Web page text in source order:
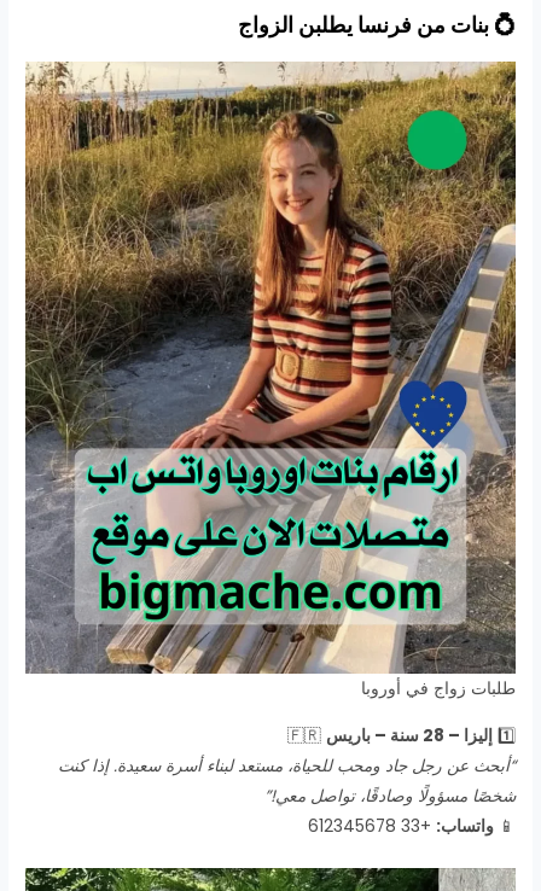
💍 بنات من فرنسا يطلبن الزواج
طلبات زواج في أوروبا
1️⃣ إليزا – 28 سنة – باريس
🇫🇷
“أبحث عن رجل جاد ومحب للحياة، مستعد لبناء أسرة سعيدة. إذا كنت
شخصًا مسؤولًا وصادقًا، تواصل معي!”
📱واتساب: +33 612345678